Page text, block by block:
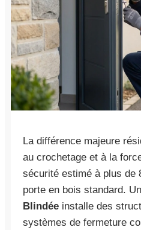
La différence majeure
au crochetage et à la
sécurité estimé à plus de
porte en bois standard. Un
Blindée installe des
systèmes de fermeture